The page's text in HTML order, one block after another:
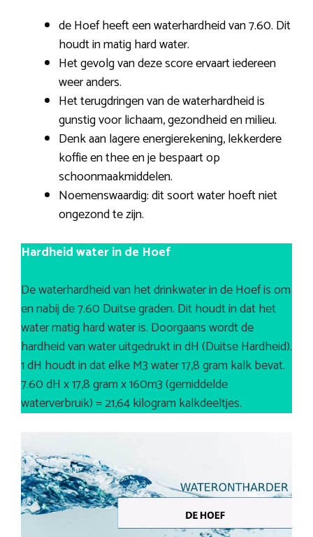
de Hoef heeft een waterhardheid van 7.60. Dit
houdt in matig hard water.
Het gevolg van deze score ervaart iedereen
weer anders.
Het terugdringen van de waterhardheid is
gunstig voor lichaam, gezondheid en milieu.
Denk aan lagere energierekening, lekkerdere
koffie en thee en je bespaart op
schoonmaakmiddelen.
Noemenswaardig: dit soort water hoeft niet
ongezond te zijn.
Hardheid water in de Hoef
De waterhardheid van het drinkwater in de Hoef is om
en nabij de 7.60 Duitse graden. Dit houdt in dat het
water matig hard water is. Doorgaans wordt de
hardheid van water uitgedrukt in dH (Duitse Hardheid).
1 dH houdt in dat elke M3 water 17,8 gram kalk bevat.
7.60 dH x 17,8 gram x 160m3 (gemiddelde
waterverbruik) = 21,64 kilogram kalkdeeltjes.